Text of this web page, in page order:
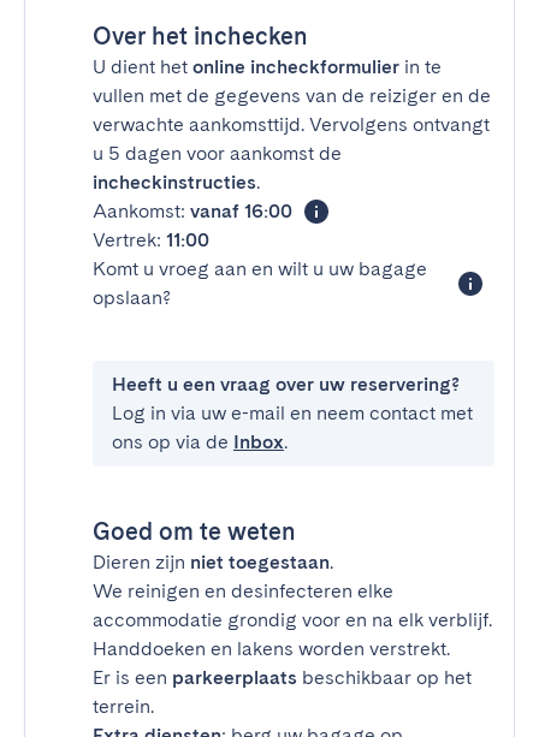
Over het inchecken
U dient het online incheckformulier in te
vullen met de gegevens van de reiziger en de
verwachte aankomsttijd. Vervolgens ontvangt
u 5 dagen voor aankomst de
incheckinstructies.
Aankomst: vanaf 16:00
Vertrek: 11:00
Komt u vroeg aan en wilt u uw bagage
opslaan?
Heeft u een vraag over uw reservering?
Log in via uw e-mail en neem contact met
ons op via de Inbox.
Goed om te weten
Dieren zijn niet toegestaan.
We reinigen en desinfecteren elke
accommodatie grondig voor en na elk verblijf.
Handdoeken en lakens worden verstrekt.
Er is een parkeerplaats beschikbaar op het
terrein.